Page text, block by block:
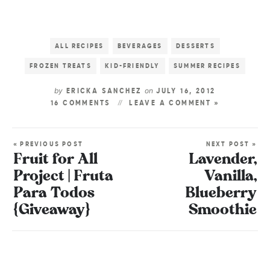
ALL RECIPES BEVERAGES DESSERTS
FROZEN TREATS KID-FRIENDLY SUMMER RECIPES
by ERICKA SANCHEZ onJULY 16, 2012
16 COMMENTS
LEAVE A COMMENT »
« PREVIOUS POST
Fruit for All
Project | Fruta
Para Todos
{Giveaway}
NEXT POST »
Lavender,
Vanilla,
Blueberry
Smoothie